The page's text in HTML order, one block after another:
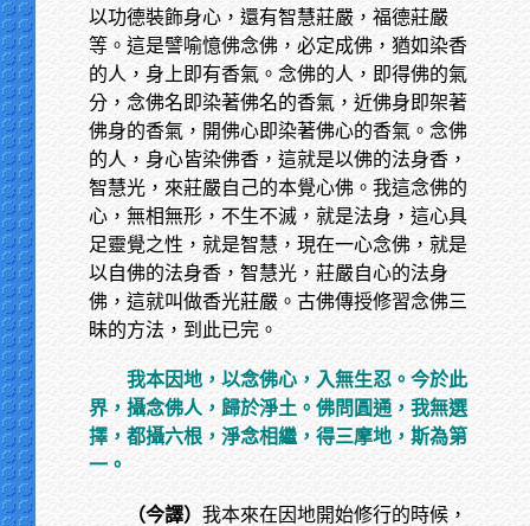
以功德裝飾身心，還有智慧莊嚴，福德莊嚴
等。這是譬喻憶佛念佛，必定成佛，猶如染香
的人，身上即有香氣。念佛的人，即得佛的氣
分，念佛名即染著佛名的香氣，近佛身即架著
佛身的香氣，開佛心即染著佛心的香氣。念佛
的人，身心皆染佛香，這就是以佛的法身香，
智慧光，來莊嚴自己的本覺心佛。我這念佛的
心，無相無形，不生不滅，就是法身，這心具
足靈覺之性，就是智慧，現在一心念佛，就是
以自佛的法身香，智慧光，莊嚴自心的法身
佛，這就叫做香光莊嚴。古佛傳授修習念佛三
昧的方法，到此已完。
我本因地，以念佛心，入無生忍。今於此
界，攝念佛人，歸於淨土。佛問圓通，我無選
擇，都攝六根，淨念相繼，得三摩地，斯為第
一。
（今譯） 我本來在因地開始修行的時候，